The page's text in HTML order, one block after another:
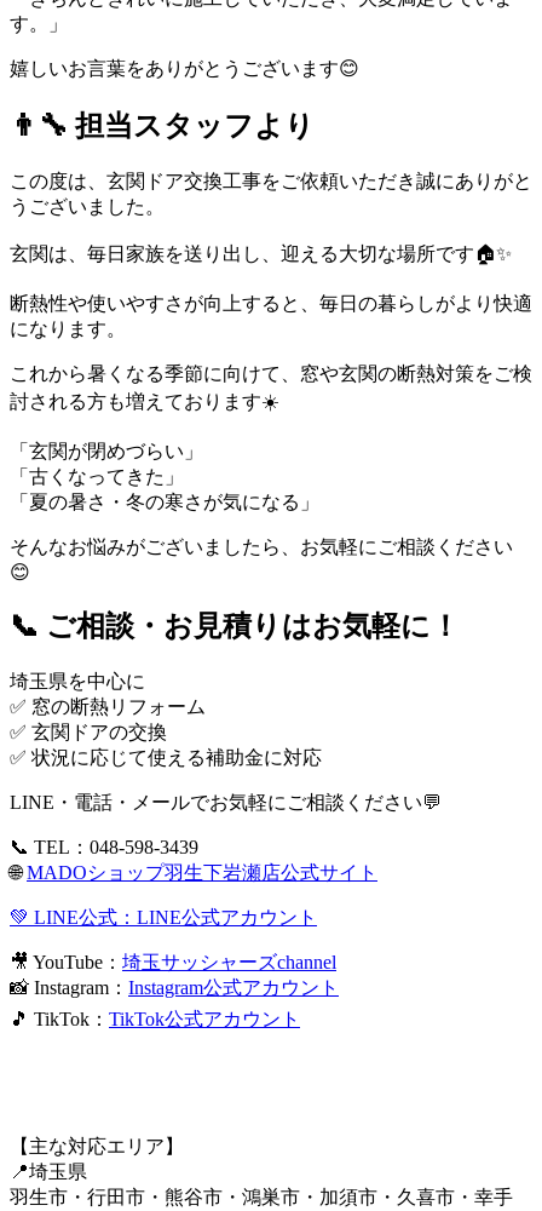
す。」
嬉しいお言葉をありがとうございます😊
👨‍🔧 担当スタッフより
この度は、玄関ドア交換工事をご依頼いただき誠にありがと
うございました。
玄関は、毎日家族を送り出し、迎える大切な場所です🏠✨
断熱性や使いやすさが向上すると、毎日の暮らしがより快適
になります。
これから暑くなる季節に向けて、窓や玄関の断熱対策をご検
討される方も増えております☀️
「玄関が閉めづらい」
「古くなってきた」
「夏の暑さ・冬の寒さが気になる」
そんなお悩みがございましたら、お気軽にご相談ください
😊
📞 ご相談・お見積りはお気軽に！
埼玉県を中心に
✅ 窓の断熱リフォーム
✅ 玄関ドアの交換
✅ 状況に応じて使える補助金に対応
LINE・電話・メールでお気軽にご相談ください💬
📞 TEL：048-598-3439
🌐MADOショップ羽生下岩瀬店公式サイト
💚 LINE公式： LINE公式アカウント
🎥 YouTube： 埼玉サッシャーズchannel
📸 Instagram： Instagram公式アカウント
🎵 TikTok： TikTok公式アカウント
【主な対応エリア】
📍埼玉県
羽生市・行田市・熊谷市・鴻巣市・加須市・久喜市・幸手